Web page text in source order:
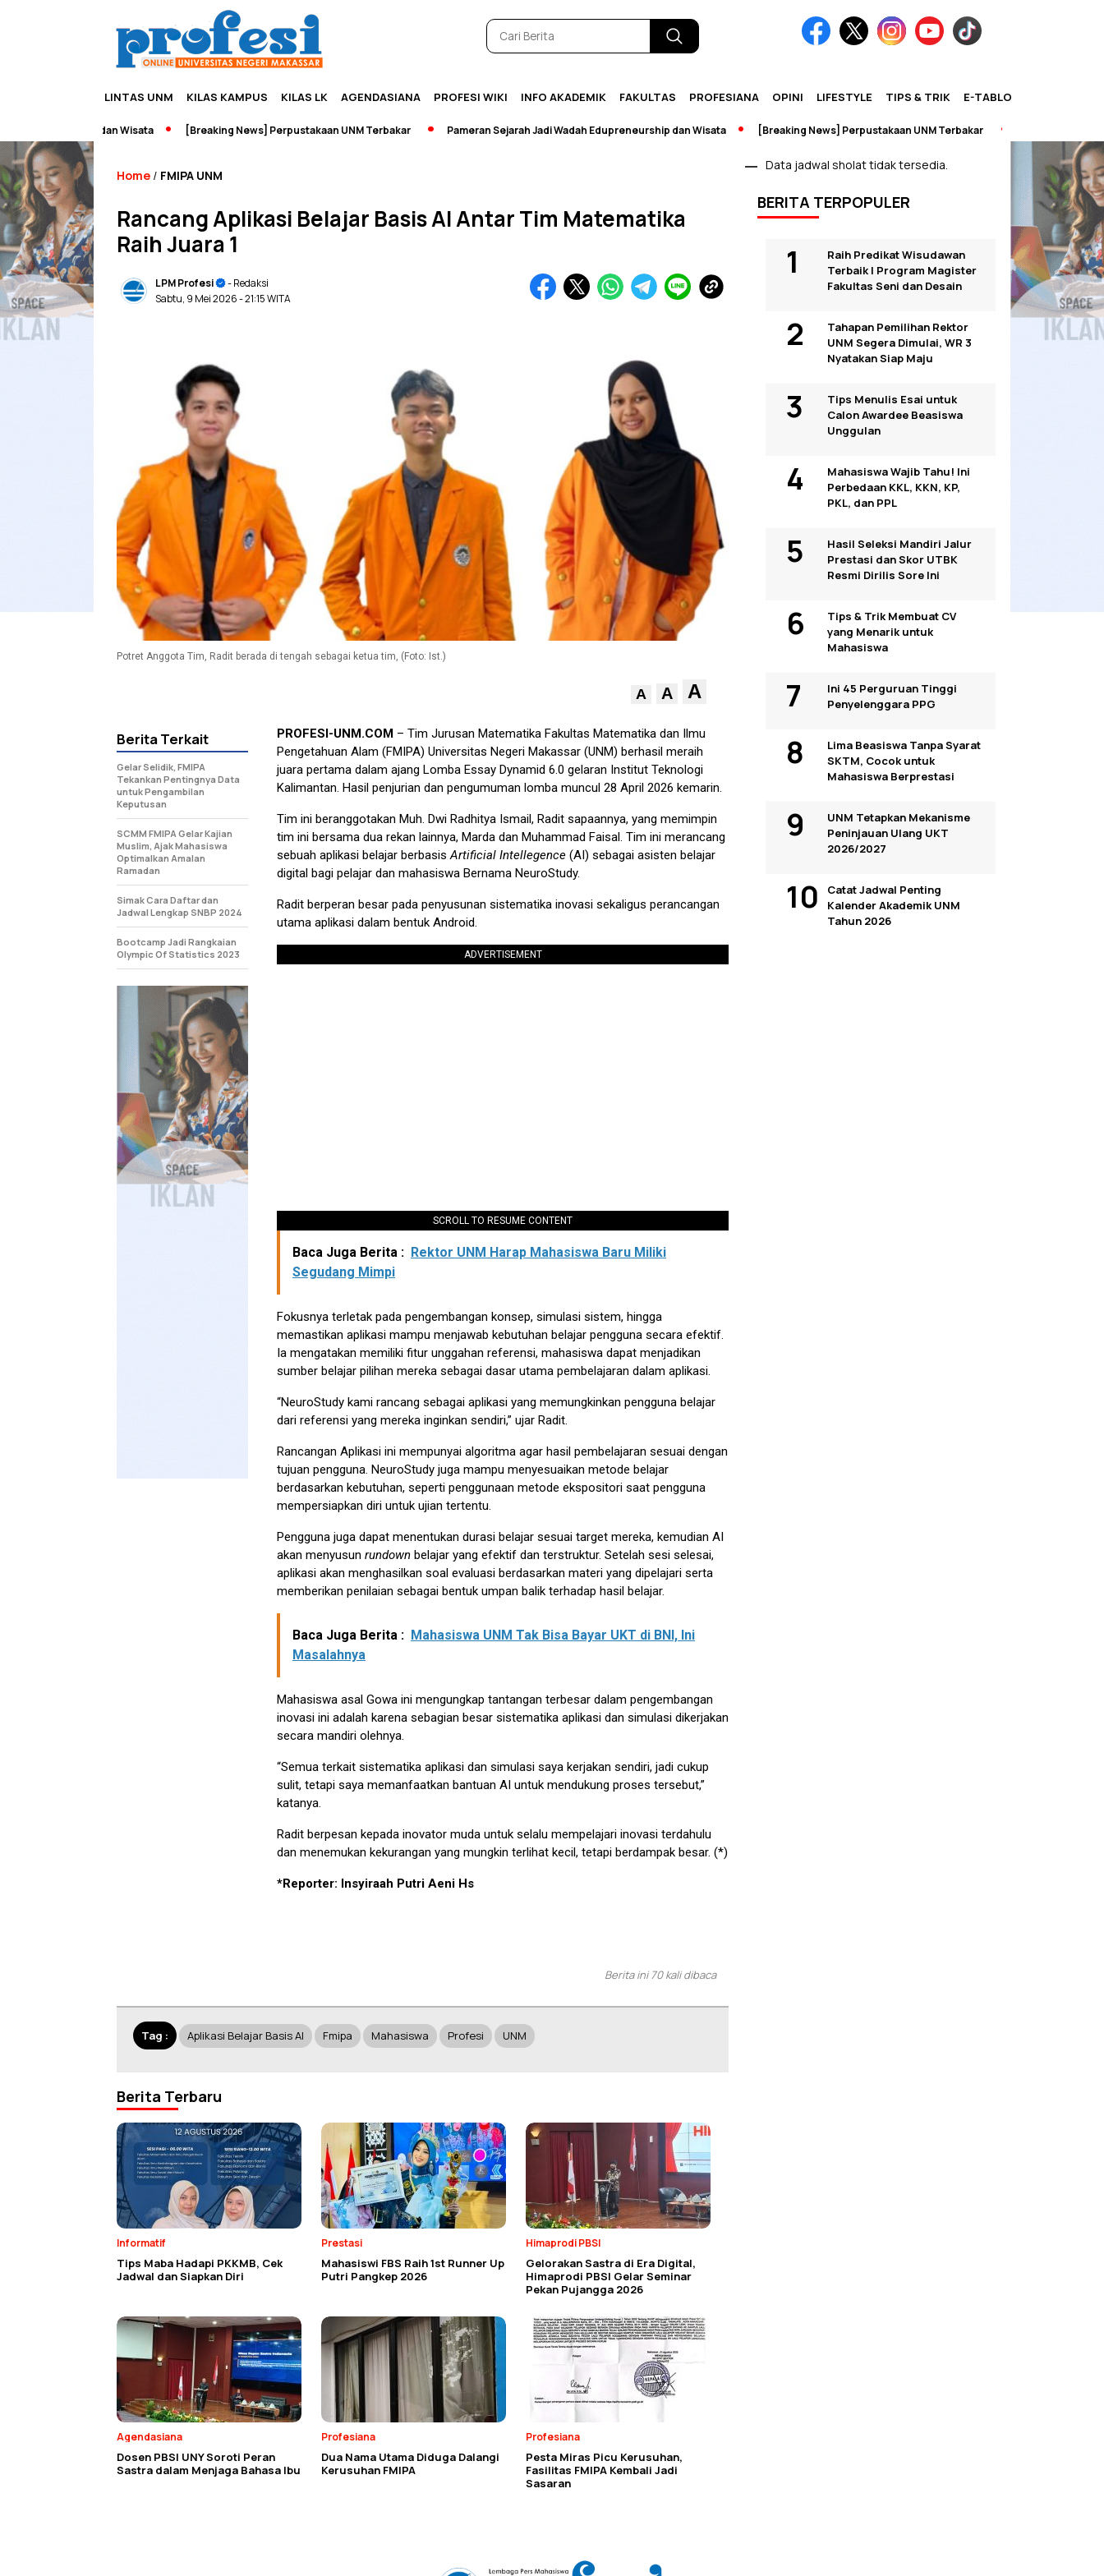
LINTAS UNM KILAS KAMPUS KILAS LK AGENDASIANA PROFESI WIKI INFO AKADEMIK FAKULTAS PROFESIANA OPINI LIFESTYLE TIPS & TRIK E-TABLOID
dan Wisata [Breaking News] Perpustakaan UNM Terbakar Pameran Sejarah Jadi Wadah Edupreneurship dan Wisata [Breaking News] Perpustakaan UNM Terbakar
Home / FMIPA UNM
Rancang Aplikasi Belajar Basis AI Antar Tim Matematika
Raih Juara 1
LPM Profesi
- Redaksi
Sabtu, 9 Mei 2026- 21:15 WITA
Potret Anggota Tim, Radit berada di tengah sebagai ketua tim, (Foto: Ist.)
A A A
PROFESI-UNM.COM – Tim Jurusan Matematika Fakultas Matematika dan Ilmu
Pengetahuan Alam (FMIPA) Universitas Negeri Makassar (UNM) berhasil meraih
juara pertama dalam ajang Lomba Essay Dynamid 6.0 gelaran Institut Teknologi
Kalimantan. Hasil penjurian dan pengumuman lomba muncul 28 April 2026 kemarin.
Tim ini beranggotakan Muh. Dwi Radhitya Ismail, Radit sapaannya, yang memimpin
tim ini bersama dua rekan lainnya, Marda dan Muhammad Faisal. Tim ini merancang
sebuah aplikasi belajar berbasisArtificial Intellegence (AI) sebagai asisten belajar
digital bagi pelajar dan mahasiswa Bernama NeuroStudy.
Radit berperan besar pada penyusunan sistematika inovasi sekaligus perancangan
utama aplikasi dalam bentuk Android.
ADVERTISEMENT
SCROLL TO RESUME CONTENT
Baca Juga Berita : Rektor UNM Harap Mahasiswa Baru Miliki
Segudang Mimpi
Fokusnya terletak pada pengembangan konsep, simulasi sistem, hingga
memastikan aplikasi mampu menjawab kebutuhan belajar pengguna secara efektif.
Ia mengatakan memiliki fitur unggahan referensi, mahasiswa dapat menjadikan
sumber belajar pilihan mereka sebagai dasar utama pembelajaran dalam aplikasi.
“NeuroStudy kami rancang sebagai aplikasi yang memungkinkan pengguna belajar
dari referensi yang mereka inginkan sendiri,” ujar Radit.
Rancangan Aplikasi ini mempunyai algoritma agar hasil pembelajaran sesuai dengan
tujuan pengguna. NeuroStudy juga mampu menyesuaikan metode belajar
berdasarkan kebutuhan, seperti penggunaan metode ekspositori saat pengguna
mempersiapkan diri untuk ujian tertentu.
Pengguna juga dapat menentukan durasi belajar sesuai target mereka, kemudian AI
akan menyusun rundown belajar yang efektif dan terstruktur. Setelah sesi selesai,
aplikasi akan menghasilkan soal evaluasi berdasarkan materi yang dipelajari serta
memberikan penilaian sebagai bentuk umpan balik terhadap hasil belajar.
Baca Juga Berita : Mahasiswa UNM Tak Bisa Bayar UKT di BNI, Ini
Masalahnya
Mahasiswa asal Gowa ini mengungkap tantangan terbesar dalam pengembangan
inovasi ini adalah karena sebagian besar sistematika aplikasi dan simulasi dikerjakan
secara mandiri olehnya.
“Semua terkait sistematika aplikasi dan simulasi saya kerjakan sendiri, jadi cukup
sulit, tetapi saya memanfaatkan bantuan AI untuk mendukung proses tersebut,”
katanya.
Radit berpesan kepada inovator muda untuk selalu mempelajari inovasi terdahulu
dan menemukan kekurangan yang mungkin terlihat kecil, tetapi berdampak besar. (*)
*Reporter: Insyiraah Putri Aeni Hs
Berita Terkait
Gelar Selidik, FMIPA
Tekankan Pentingnya Data
untuk Pengambilan
Keputusan
SCMM FMIPA Gelar Kajian
Muslim, Ajak Mahasiswa
Optimalkan Amalan
Ramadan
Simak Cara Daftar dan
Jadwal Lengkap SNBP 2024
Bootcamp Jadi Rangkaian
Olympic Of Statistics 2023
Berita ini 70 kali dibaca
Tag : Aplikasi Belajar Basis AI Fmipa Mahasiswa Profesi UNM
Berita Terbaru
Informatif
Tips Maba Hadapi PKKMB, Cek
Jadwal dan Siapkan Diri
Prestasi
Mahasiswi FBS Raih 1st Runner Up
Putri Pangkep 2026
Himaprodi PBSI
Gelorakan Sastra di Era Digital,
Himaprodi PBSI Gelar Seminar
Pekan Pujangga 2026
Agendasiana
Dosen PBSI UNY Soroti Peran
Sastra dalam Menjaga Bahasa Ibu
Profesiana
Dua Nama Utama Diduga Dalangi
Kerusuhan FMIPA
Profesiana
Pesta Miras Picu Kerusuhan,
Fasilitas FMIPA Kembali Jadi
Sasaran
Data jadwal sholat tidak tersedia.
BERITA TERPOPULER
Raih Predikat Wisudawan
Terbaik I Program Magister
Fakultas Seni dan Desain
Tahapan Pemilihan Rektor
UNM Segera Dimulai, WR 3
Nyatakan Siap Maju
Tips Menulis Esai untuk
Calon Awardee Beasiswa
Unggulan
Mahasiswa Wajib Tahu! Ini
Perbedaan KKL, KKN, KP,
PKL, dan PPL
Hasil Seleksi Mandiri Jalur
Prestasi dan Skor UTBK
Resmi Dirilis Sore Ini
Tips & Trik Membuat CV
yang Menarik untuk
Mahasiswa
Ini 45 Perguruan Tinggi
Penyelenggara PPG
Lima Beasiswa Tanpa Syarat
SKTM, Cocok untuk
Mahasiswa Berprestasi
UNM Tetapkan Mekanisme
Peninjauan Ulang UKT
2026/2027
Catat Jadwal Penting
Kalender Akademik UNM
Tahun 2026